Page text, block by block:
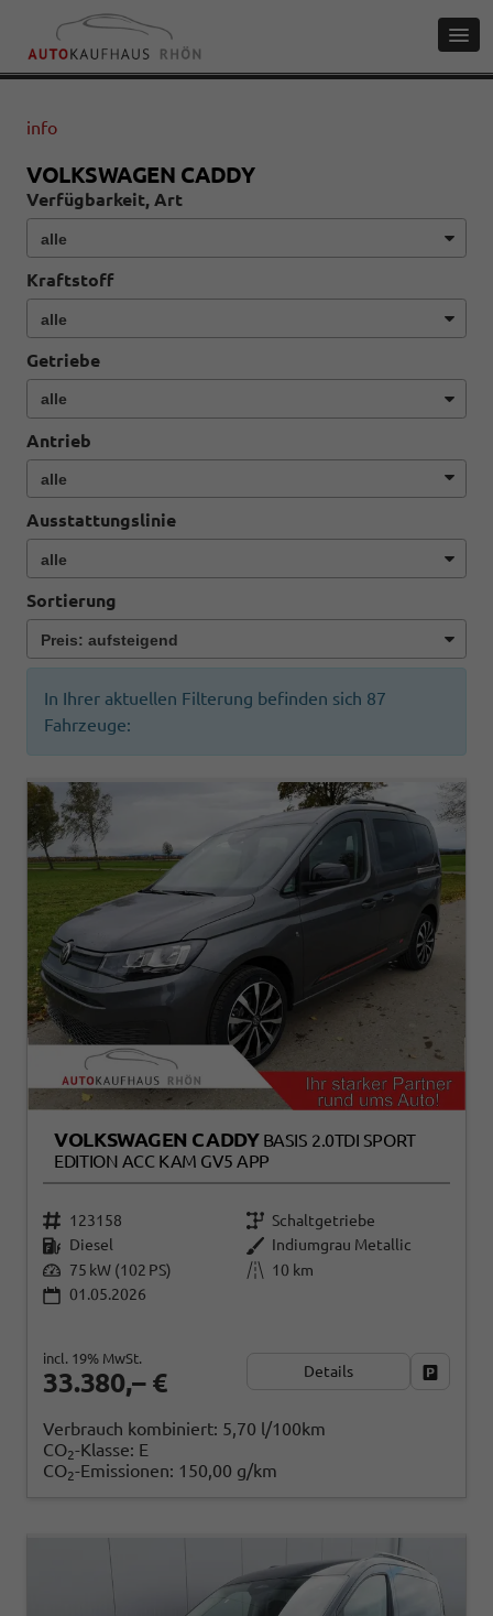
info
VOLKSWAGEN CADDY
Verfügbarkeit, Art
Kraftstoff
Getriebe
Antrieb
Ausstattungslinie
Sortierung
In Ihrer aktuellen Filterung befinden sich 87
Fahrzeuge:
VOLKSWAGEN CADDY BASIS 2.0TDI SPORT
EDITION ACC KAM GV5 APP
123158
Schaltgetriebe
Diesel
Indiumgrau Metallic
75 kW (102 PS)
10 km
01.05.2026
33.380,– €
incl. 19% MwSt.
Details
Verbrauch kombiniert: 5,70 l/100km
CO2-Klasse: E
CO2-Emissionen: 150,00 g/km